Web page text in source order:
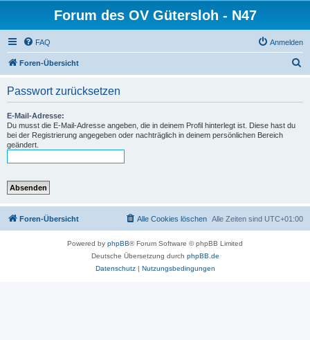
Forum des OV Gütersloh - N47
FAQ Anmelden
Foren-Übersicht
Passwort zurücksetzen
E-Mail-Adresse:
Du musst die E-Mail-Adresse angeben, die in deinem Profil hinterlegt ist. Diese hast du
bei der Registrierung angegeben oder nachträglich in deinem persönlichen Bereich
geändert.
Foren-Übersicht Alle Zeiten sind UTC+01:00
Alle Cookies löschen
Powered by phpBB® Forum Software © phpBB Limited
Deutsche Übersetzung durch phpBB.de
Datenschutz| Nutzungsbedingungen